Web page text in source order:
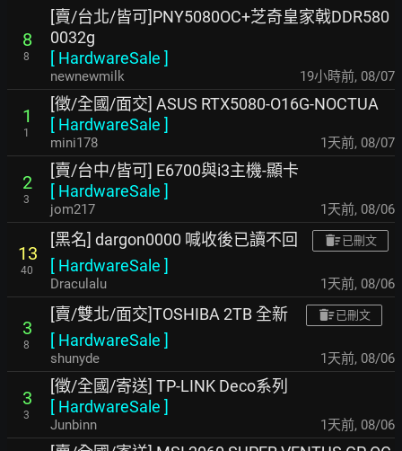
8
8
[賣/台北/皆可]PNY5080OC+芝奇皇家戟DDR580
0032g
[ HardwareSale ]
newnewmilk 19小時前, 08/07
1
1
[徵/全國/面交] ASUS RTX5080-O16G-NOCTUA
[ HardwareSale ]
mini178 1天前, 08/07
2
3
[賣/台中/皆可] E6700與i3主機-顯卡
[ HardwareSale ]
jom217 1天前, 08/06
13
40
[黑名] dargon0000 喊收後已讀不回 已刪文
[ HardwareSale ]
Draculalu 1天前, 08/06
3
8
[賣/雙北/面交]TOSHIBA 2TB 全新 已刪文
[ HardwareSale ]
shunyde 1天前, 08/06
3
3
[徵/全國/寄送] TP-LINK Deco系列
[ HardwareSale ]
Junbinn 1天前, 08/06